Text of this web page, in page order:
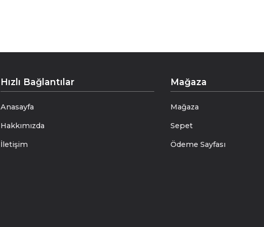
Hızlı Bağlantılar
Anasayfa
Hakkımızda
İletişim
Mağaza
Mağaza
Sepet
Ödeme Sayfası